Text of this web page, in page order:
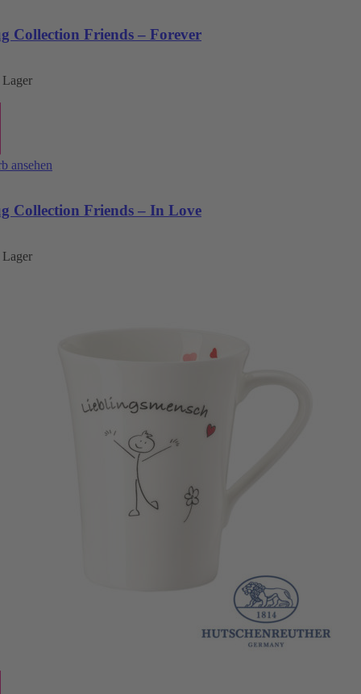
Collection Friends – Forever
ansehen
Collection Friends – In Love